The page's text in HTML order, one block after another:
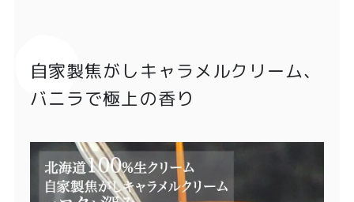
自家製焦がしキャラメルクリーム、
バニラで極上の香り